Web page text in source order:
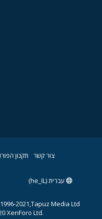
צור קשר תקנון
עברית (he_IL)
2021,Tapuz Media Ltd.
XenForo Ltd.